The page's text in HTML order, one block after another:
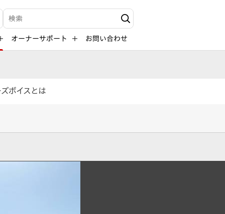
検索キーワード入力
オーナーサポート お問い合わせ
ボイスとは